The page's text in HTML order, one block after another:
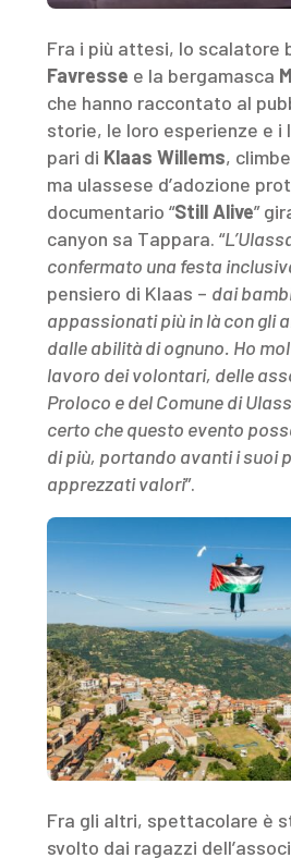
Fra i più attesi, lo scalatore
Favresse e la bergamasca
che hanno raccontato al
storie, le loro esperienze e i
pari di Klaas Willems,
ma ulassese d’adozione
documentario “Still Alive”
canyon sa Tappara. “
confermato una festa
pensiero di Klaas – dai
appassionati più in là con gli
dalle abilità di ognuno. Ho
lavoro dei volontari, delle
Proloco e del Comune di
certo che questo evento
di più, portando avanti i suoi
apprezzati valori”.
Fra gli altri, spettacolare è
svolto dai ragazzi